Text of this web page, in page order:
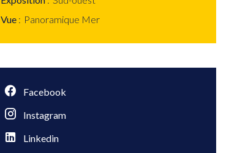
Vue
Panoramique Mer
Facebook
Instagram
Linkedin